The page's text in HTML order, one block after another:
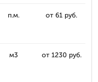
п.м. от 61 руб.
м3 от 1230 руб.